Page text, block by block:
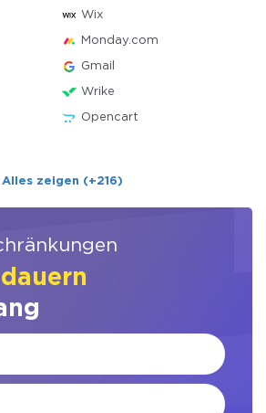
Wix
Monday.com
Gmail
Wrike
Opencart
Alles zeigen (+216)